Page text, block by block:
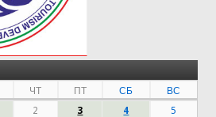
ЧТ ПТ СБ
ВС
2 3 4
5